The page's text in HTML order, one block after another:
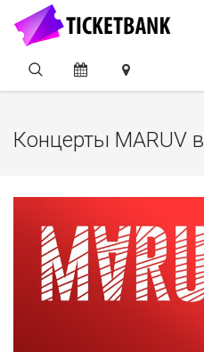
Концерты MARUV